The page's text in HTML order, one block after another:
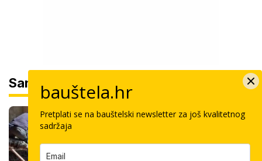
Sam svoj majstor
Koliko košta kvadrat estriha? Tri su
bauštela.hr
Pretplati se na bauštelski newsletter za još kvalitetnog
sadržaja